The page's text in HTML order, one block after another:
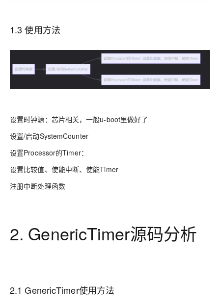
1.3 使用方法
设置时钟源：芯片相关，一般u-boot里做好了
设置/启动SystemCounter
设置Processor的Timer：
设置比较值、使能中断、使能Timer
注册中断处理函数
2. GenericTimer源码分析
2.1 GenericTimer使用方法